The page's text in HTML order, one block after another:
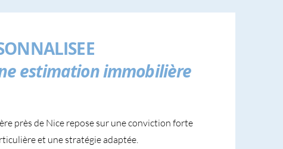
estimation immobilière
près de Nice repose sur une conviction forte
et une stratégie adaptée.